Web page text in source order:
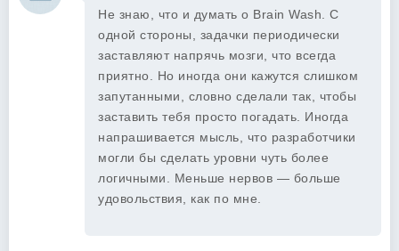
Не знаю, что и думать о Brain Wash. С
одной стороны, задачки периодически
заставляют напрячь мозги, что всегда
приятно. Но иногда они кажутся слишком
запутанными, словно сделали так, чтобы
заставить тебя просто погадать. Иногда
напрашивается мысль, что разработчики
могли бы сделать уровни чуть более
логичными. Меньше нервов — больше
удовольствия, как по мне.